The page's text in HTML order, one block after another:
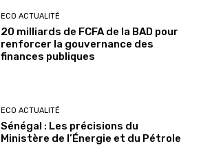
ECO ACTUALITÉ
20 milliards de FCFA de la BAD pour
renforcer la gouvernance des
finances publiques
ECO ACTUALITÉ
Sénégal : Les précisions du
Ministère de l’Énergie et du Pétrole